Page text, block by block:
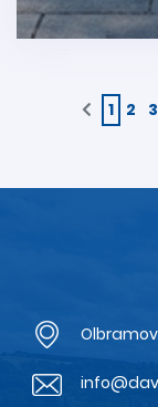
1 2 3